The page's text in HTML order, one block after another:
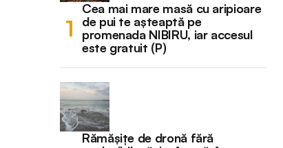
Cea mai mare masă cu aripioare
de pui te așteaptă pe
promenada NIBIRU, iar accesul
este gratuit (P)
Rămășițe de dronă fără